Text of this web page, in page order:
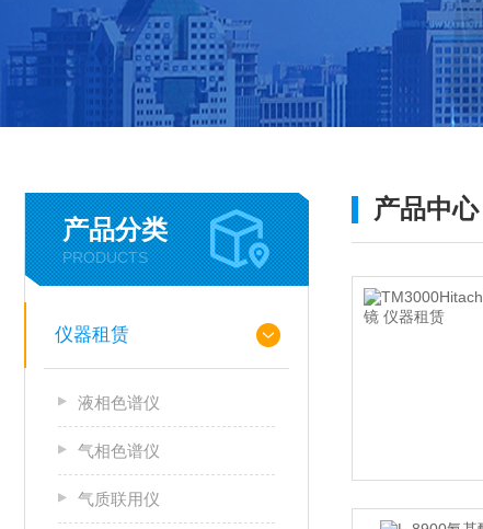
产品分类
PRODUCTS
仪器租赁
液相色谱仪
气相色谱仪
气质联用仪
产品中心